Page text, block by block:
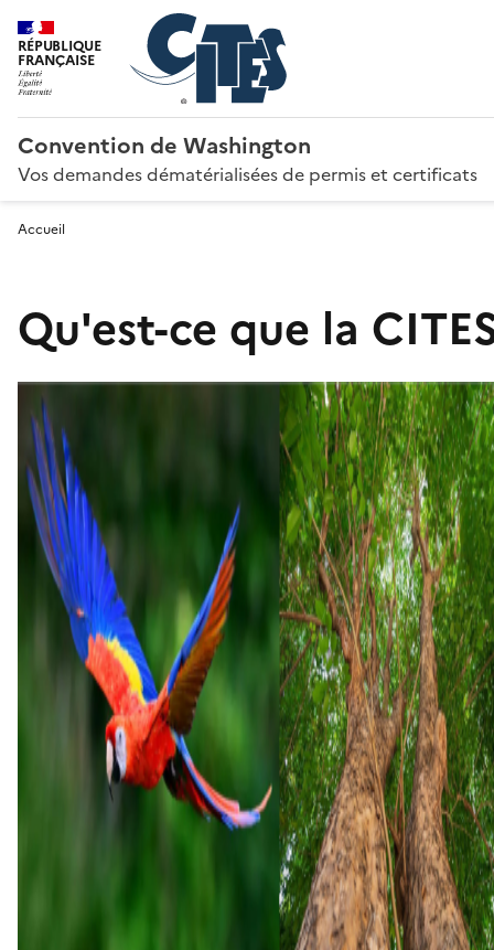
RÉPUBLIQUE
FRANÇAISE
Convention de Washington
Vos demandes dématérialisées de permis et certificats
Accueil
Qu'est-ce que la